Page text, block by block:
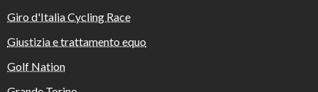
Giro d'Italia Cycling Race
Giustizia e trattamento equo
Golf Nation